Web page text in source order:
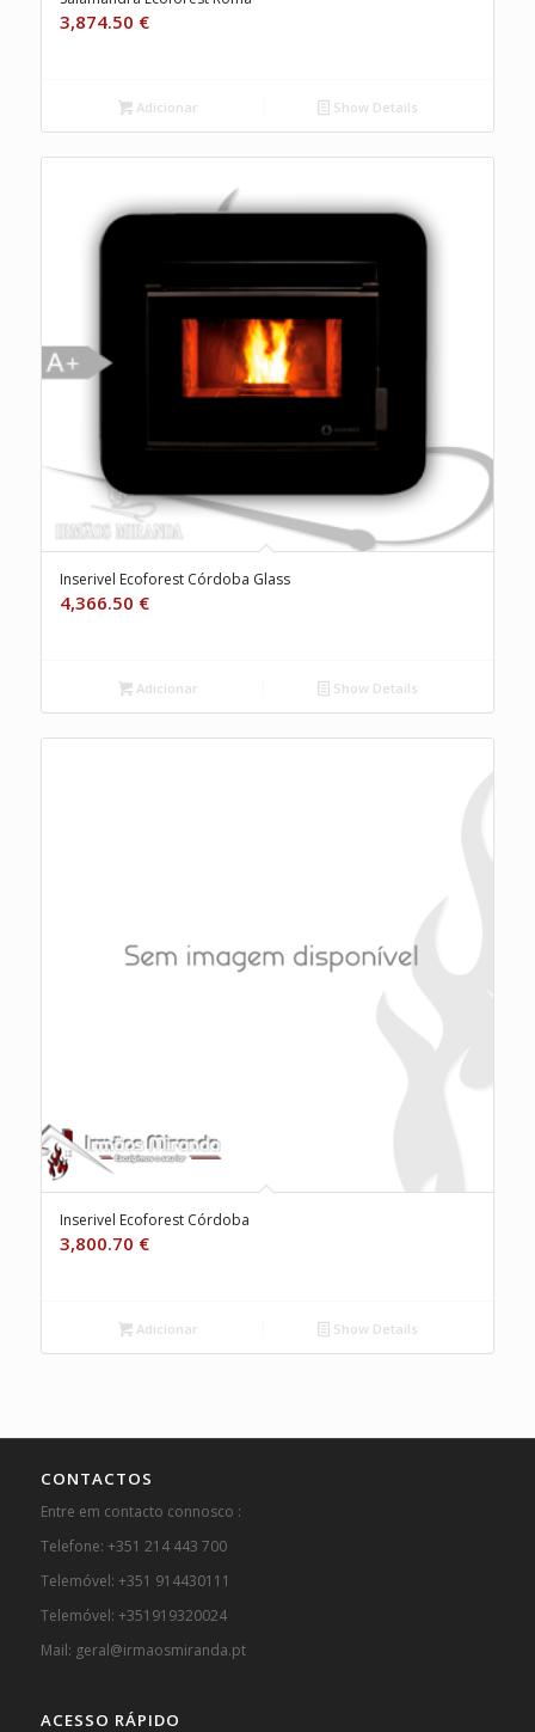
3,874.50 €
Adicionar Show Details
Inserivel Ecoforest Córdoba Glass
4,366.50 €
Adicionar Show Details
Inserivel Ecoforest Córdoba
3,800.70 €
Adicionar Show Details
CONTACTOS
Entre em contacto connosco :
Telefone: +351 214 443 700
Telemóvel: +351 914430111
Telemóvel: +351919320024
Mail: geral@irmaosmiranda.pt
ACESSO RÁPIDO